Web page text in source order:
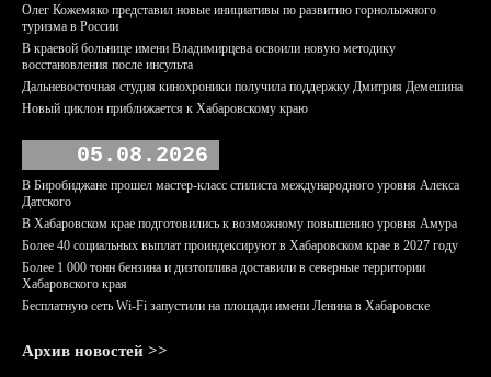
Олег Кожемяко представил новые инициативы по развитию горнолыжного
туризма в России
В краевой больнице имени Владимирцева освоили новую методику
восстановления после инсульта
Дальневосточная студия кинохроники получила поддержку Дмитрия Демешина
Новый циклон приближается к Хабаровскому краю
05.08.2026
В Биробиджане прошел мастер-класс стилиста международного уровня Алекса
Датского
В Хабаровском крае подготовились к возможному повышению уровня Амура
Более 40 социальных выплат проиндексируют в Хабаровском крае в 2027 году
Более 1 000 тонн бензина и дизтоплива доставили в северные территории
Хабаровского края
Бесплатную сеть Wi-Fi запустили на площади имени Ленина в Хабаровске
Архив новостей >>